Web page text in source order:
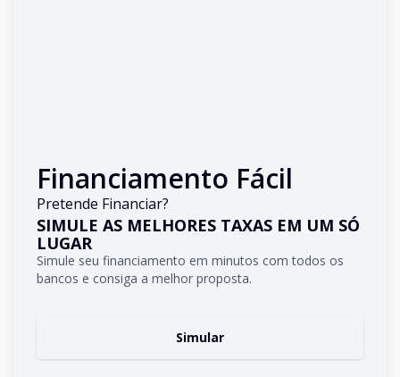
Financiamento Fácil
Pretende Financiar?
SIMULE AS MELHORES TAXAS EM UM SÓ
LUGAR
Simule seu financiamento em minutos com todos os
bancos e consiga a melhor proposta.
Simular